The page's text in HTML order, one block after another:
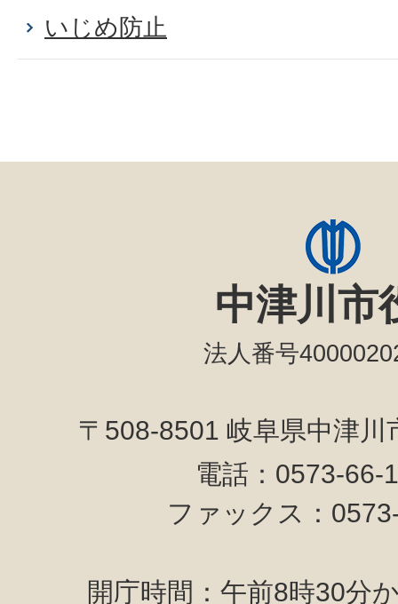
いじめ防止
中津川市
法人番号
〒508-8501 岐阜県中津
電話：0573-
ファックス：
開庁時間：午前8時30分